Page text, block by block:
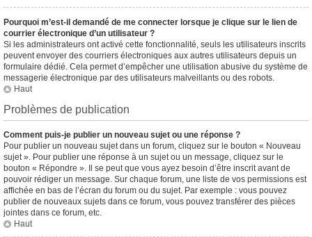
Pourquoi m’est-il demandé de me connecter lorsque je clique sur le lien de
courrier électronique d’un utilisateur ?
Si les administrateurs ont activé cette fonctionnalité, seuls les utilisateurs inscrits
peuvent envoyer des courriers électroniques aux autres utilisateurs depuis un
formulaire dédié. Cela permet d’empêcher une utilisation abusive du système de
messagerie électronique par des utilisateurs malveillants ou des robots.
Haut
Problèmes de publication
Comment puis-je publier un nouveau sujet ou une réponse ?
Pour publier un nouveau sujet dans un forum, cliquez sur le bouton « Nouveau
sujet ». Pour publier une réponse à un sujet ou un message, cliquez sur le
bouton « Répondre ». Il se peut que vous ayez besoin d’être inscrit avant de
pouvoir rédiger un message. Sur chaque forum, une liste de vos permissions est
affichée en bas de l’écran du forum ou du sujet. Par exemple : vous pouvez
publier de nouveaux sujets dans ce forum, vous pouvez transférer des pièces
jointes dans ce forum, etc.
Haut